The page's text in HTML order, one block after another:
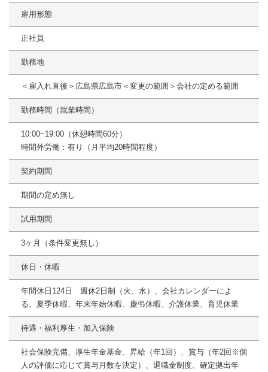
雇用形態
正社員
勤務地
＜雇入れ直後＞広島県広島市＜変更の範囲＞会社の定める範囲
勤務時間（就業時間）
10:00~19:00（休憩時間60分）
時間外労働：有り（月平均20時間程度）
契約期間
期間の定め無し
試用期間
3ヶ月（条件変更無し）
休日・休暇
年間休日124日 週休2日制（火、水）、会社カレンダーによ
る、夏季休暇、年末年始休暇、慶弔休暇、介護休業、育児休業
待遇・福利厚生・加入保険
社会保険完備、厚生年金基金、昇給（年1回）、賞与（年2回※個
人の評価に応じて賞与月数を決定）、退職金制度、確定拠出年